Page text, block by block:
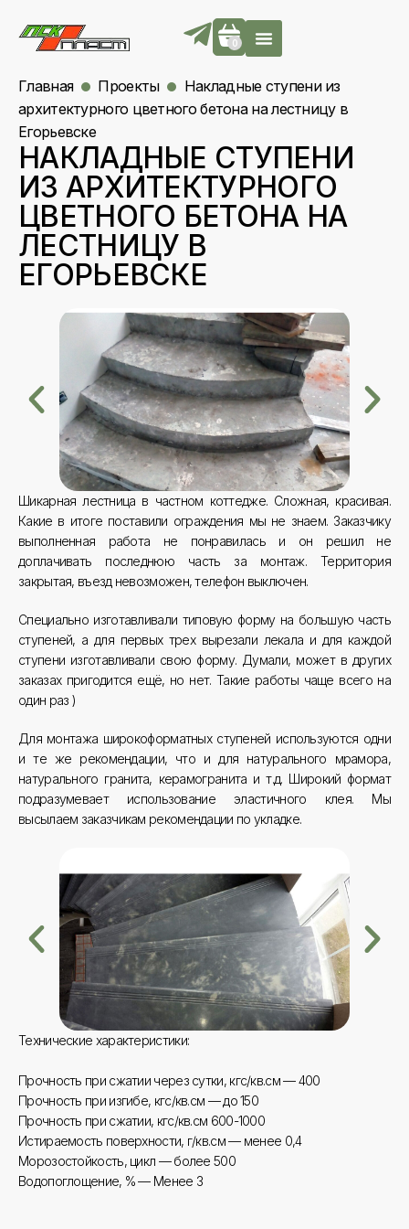
0
Главная Проекты
Накладные ступени из
архитектурного цветного бетона на лестницу в
Егорьевске
НАКЛАДНЫЕ СТУПЕНИ
ИЗ АРХИТЕКТУРНОГО
ЦВЕТНОГО БЕТОНА НА
ЛЕСТНИЦУ В
ЕГОРЬЕВСКЕ
Шикарная лестница в частном коттедже. Сложная, красивая.
Какие в итоге поставили ограждения мы не знаем. Заказчику
выполненная работа не понравилась и он решил не
доплачивать последнюю часть за монтаж. Территория
закрытая, въезд невозможен, телефон выключен.
Специально изготавливали типовую форму на большую часть
ступеней, а для первых трех вырезали лекала и для каждой
ступени изготавливали свою форму. Думали, может в других
заказах пригодится ещё, но нет. Такие работы чаще всего на
один раз )
Для монтажа широкоформатных ступеней используются одни
и те же рекомендации, что и для натурального мрамора,
натурального гранита, керамогранита и т.д. Широкий формат
подразумевает использование эластичного клея. Мы
высылаем заказчикам рекомендации по укладке.
Технические характеристики:
Прочность при сжатии через сутки, кгс/кв.см — 400
Прочность при изгибе, кгс/кв.см — до 150
Прочность при сжатии, кгс/кв.см 600-1000
Истираемость поверхности, г/кв.см — менее 0,4
Морозостойкость, цикл — более 500
Водопоглощение, % — Менее 3